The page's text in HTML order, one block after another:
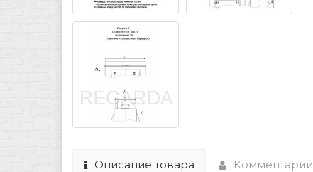
Описание товара Комментарии